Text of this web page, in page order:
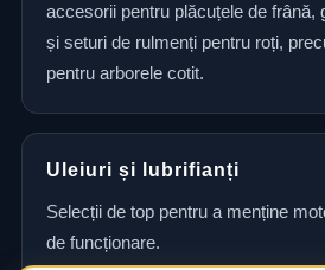
accesorii pentru plăcuțele de frână,
și seturi de rulmenți pentru roți,
pentru arborele cotit.
Uleiuri și lubrifianți
Selecții de top pentru a menține
de funcționare.